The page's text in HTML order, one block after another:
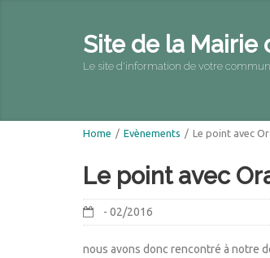
Site de la Mairie
Le site d'information de votre
Home / Evènements / Le point avec
Le point avec
- 02/2016
nous avons donc rencontré à notre